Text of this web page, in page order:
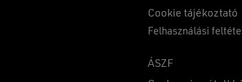
Cookie tájékoztató
Felhasználási
ÁSZF